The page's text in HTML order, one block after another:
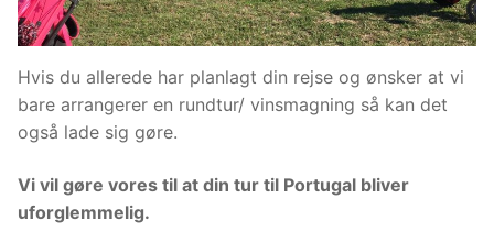
Hvis du allerede har planlagt din rejse og ønsker at vi
bare arrangerer en rundtur/ vinsmagning så kan det
også lade sig gøre.
Vi vil gøre vores til at din tur til Portugal bliver
uforglemmelig.